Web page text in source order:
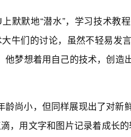
默默地“潜水”，学习技术教
牛们的讨论，虽然不轻易发
他梦想着用自己的技术，创造
龄尚小，但同样展现出了对新
，用文字和图片记录着成长